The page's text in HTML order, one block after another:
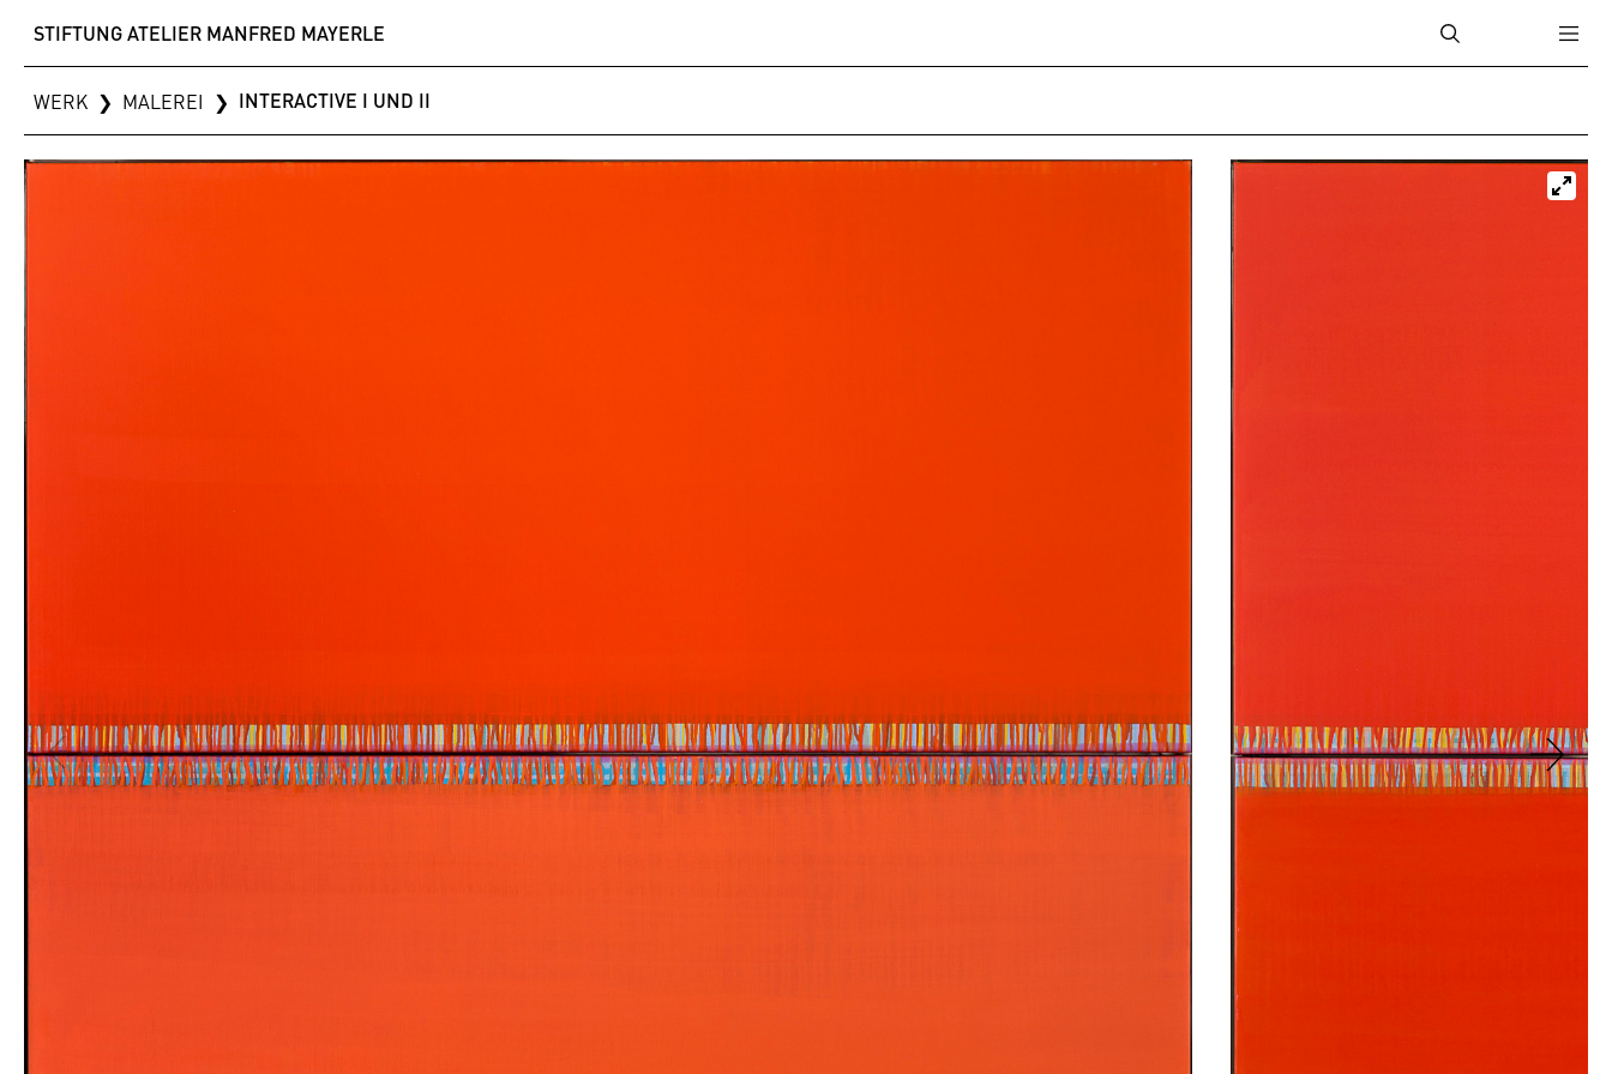
STIFTUNG ATELIER MANFRED MAYERLE
WERK ❯ MALEREI ❯ INTERACTIVE I UND II